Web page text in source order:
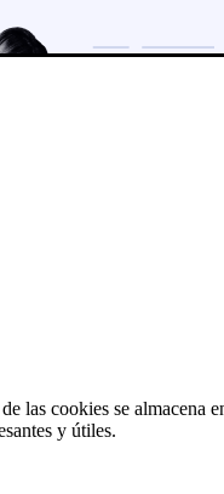
cookies se almacena
y útiles.